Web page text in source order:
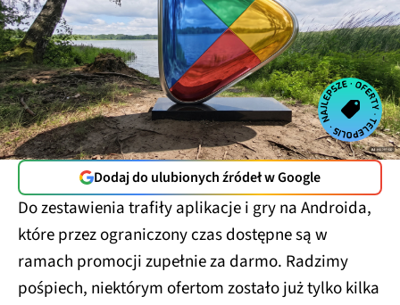
Dodaj do ulubionych źródeł w Google
Do zestawienia trafiły aplikacje i gry na Androida,
które przez ograniczony czas dostępne są w
ramach promocji zupełnie za darmo. Radzimy
pośpiech, niektórym ofertom zostało już tylko kilka